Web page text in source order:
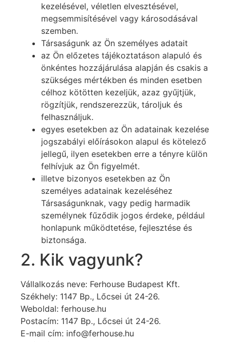
kezelésével, véletlen elvesztésével,
megsemmisítésével vagy károsodásával
szemben.
Társaságunk az Ön személyes adatait
az Ön előzetes tájékoztatáson alapuló és
önkéntes hozzájárulása alapján és csakis a
szükséges mértékben és minden esetben
célhoz kötötten kezeljük, azaz gyűjtjük,
rögzítjük, rendszerezzük, tároljuk és
felhasználjuk.
egyes esetekben az Ön adatainak kezelése
jogszabályi előírásokon alapul és kötelező
jellegű, ilyen esetekben erre a tényre külön
felhívjuk az Ön figyelmét.
illetve bizonyos esetekben az Ön
személyes adatainak kezeléséhez
Társaságunknak, vagy pedig harmadik
személynek fűződik jogos érdeke, például
honlapunk működtetése, fejlesztése és
biztonsága.
2. Kik vagyunk?
Vállalkozás neve: Ferhouse Budapest Kft.
Székhely: 1147 Bp., Lőcsei út 24-26.
Weboldal: ferhouse.hu
Postacím: 1147 Bp., Lőcsei út 24-26.
E-mail cím: info@ferhouse.hu